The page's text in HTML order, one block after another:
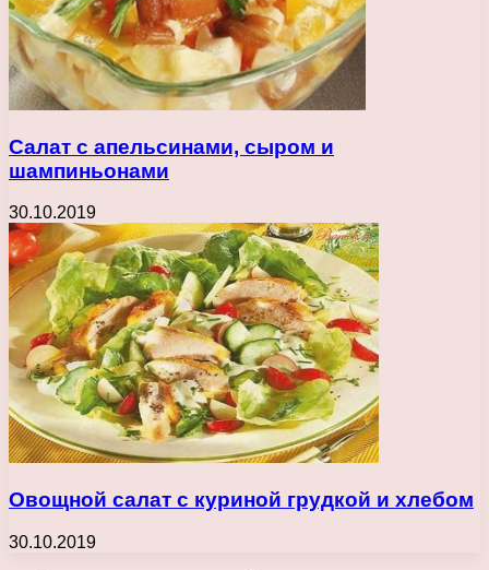
Салат с апельсинами, сыром и
шампиньонами
30.10.2019
Овощной салат с куриной грудкой и хлебом
30.10.2019